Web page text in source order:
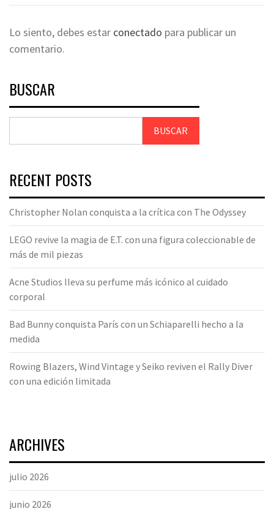
Lo siento, debes estar conectado para publicar un
comentario.
BUSCAR
BUSCAR
RECENT POSTS
Christopher Nolan conquista a la crítica con The Odyssey
LEGO revive la magia de E.T. con una figura coleccionable de
más de mil piezas
Acne Studios lleva su perfume más icónico al cuidado
corporal
Bad Bunny conquista París con un Schiaparelli hecho a la
medida
Rowing Blazers, Wind Vintage y Seiko reviven el Rally Diver
con una edición limitada
ARCHIVES
julio 2026
junio 2026